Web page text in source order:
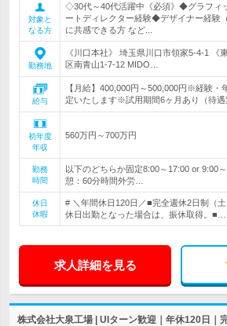
対象と
なる方
◇30代～40代活躍中《必須》◆グラフィ
ートディレクター経験◆デザイナー経験
に共感できる方 など...
勤務地
《川口本社》 埼玉県川口市領家5-4-1 《
区南青山1-7-12 MIDO…
給与
【月給】400,000円～500,000円※経験・
定いたします※試用期間6ヶ月あり（待遇
初年度
年収
560万円～700万円
勤務
時間
以下のどちらか固定8:00～17:00 or 9:00
憩：60分時間外労…
休日
休暇
# ＼年間休日120日／■完全週休2日制（
休日出勤となった場合は、振休取得。■…
求人詳細を見る
株式会社大泉工場 | UIターン歓迎｜年休120日｜